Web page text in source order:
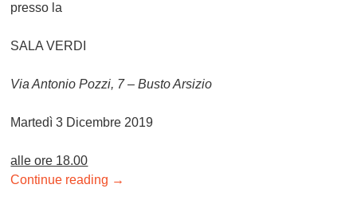
presso la
SALA VERDI
Via Antonio Pozzi, 7 – Busto Arsizio
Martedì 3 Dicembre 2019
alle ore 18.00
Continue reading →